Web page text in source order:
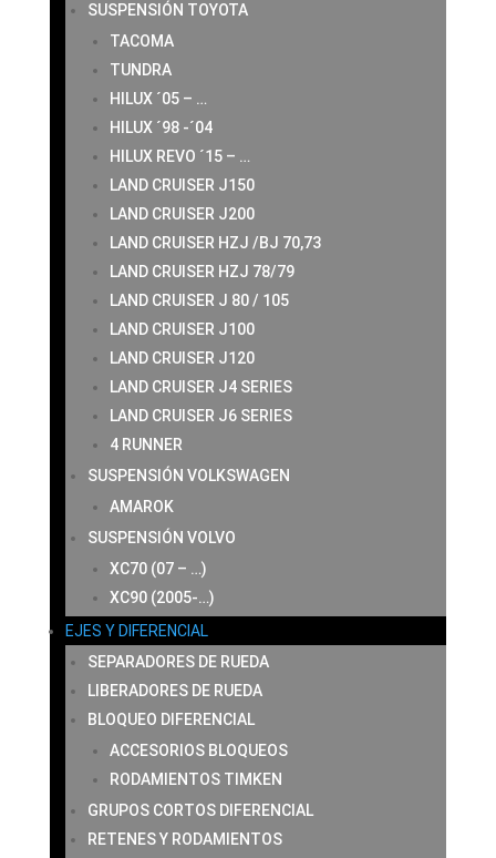
SUSPENSIÓN TOYOTA
TACOMA
TUNDRA
HILUX ´05 – …
HILUX ´98 -´04
HILUX REVO ´15 – …
LAND CRUISER J150
LAND CRUISER J200
LAND CRUISER HZJ /BJ 70,73
LAND CRUISER HZJ 78/79
LAND CRUISER J 80 / 105
LAND CRUISER J100
LAND CRUISER J120
LAND CRUISER J4 SERIES
LAND CRUISER J6 SERIES
4 RUNNER
SUSPENSIÓN VOLKSWAGEN
AMAROK
SUSPENSIÓN VOLVO
XC70 (07 – …)
XC90 (2005-…)
EJES Y DIFERENCIAL
SEPARADORES DE RUEDA
LIBERADORES DE RUEDA
BLOQUEO DIFERENCIAL
ACCESORIOS BLOQUEOS
RODAMIENTOS TIMKEN
GRUPOS CORTOS DIFERENCIAL
RETENES Y RODAMIENTOS